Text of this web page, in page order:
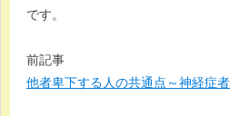
です。
前記事
他者卑下する人の共通点～神経症